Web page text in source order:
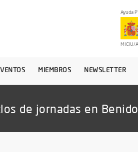
Ayuda
MICIU/
MIEMBROS NEWSLETTER
de jornadas en